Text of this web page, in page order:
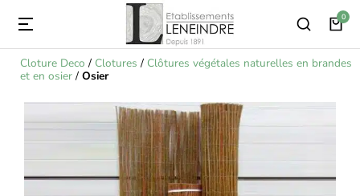
Cloture Deco / Clotures / Clôtures végétales naturelles en brandes
et en osier/ Osier